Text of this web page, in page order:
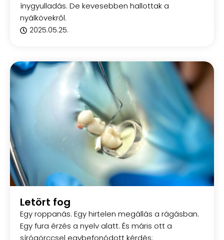
ínygyulladás. De kevesebben hallottak a
nyálkövekről.
2025.05.25.
Letört fog
Egy roppanás. Egy hirtelen megállás a rágásban.
Egy fura érzés a nyelv alatt. És máris ott a
sírógörccsel egybefonódott kérdés: